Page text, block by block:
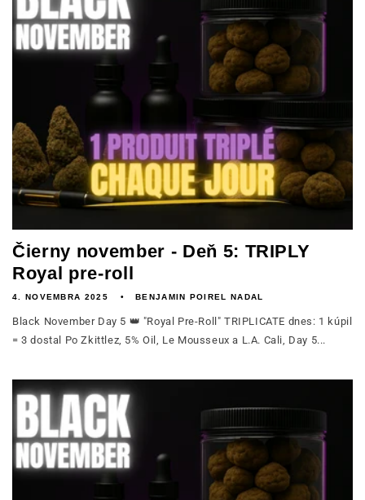
Čierny november - Deň 5: TRIPLY
Royal pre-roll
4. NOVEMBRA 2025 BENJAMIN POIREL NADAL
Black November Day 5 👑 "Royal Pre-Roll" TRIPLICATE dnes: 1 kúpil
= 3 dostal Po Zkittlez, 5% Oil, Le Mousseux a L.A. Cali, Day 5...